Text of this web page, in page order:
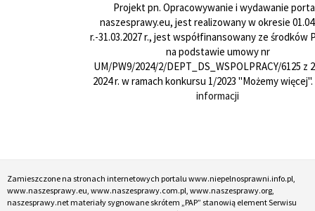
Projekt pn. Opracowywanie i wydawanie
naszesprawy.eu, jest realizowany w okresie
r.-31.03.2027 r., jest współfinansowany ze środków
na podstawie umowy nr
UM/PW9/2024/2/DEPT_DS_WSPOLPRACY/6125 z
2024 r. w ramach konkursu 1/2023 "Możemy więcej".
informacji
Zamieszczone na stronach internetowych portalu www.niepelnosprawni.info.pl,
www.naszesprawy.eu, www.naszesprawy.com.pl, www.naszesprawy.org,
naszesprawy.net materiały sygnowane skrótem „PAP” stanowią element Serwisu